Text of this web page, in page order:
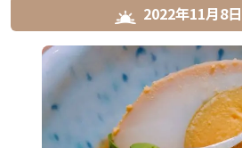
2022年11月8日